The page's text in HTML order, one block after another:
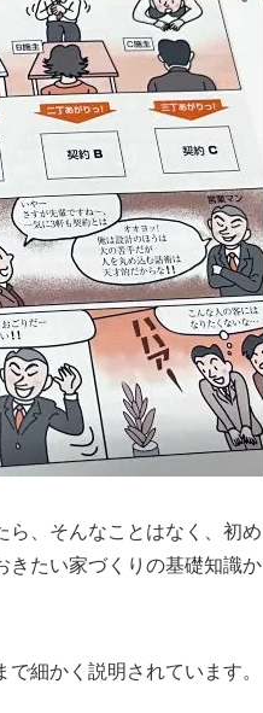
ら、そんなことはなく、初め
きたい家づくりの基礎知識か
細かく説明されています。